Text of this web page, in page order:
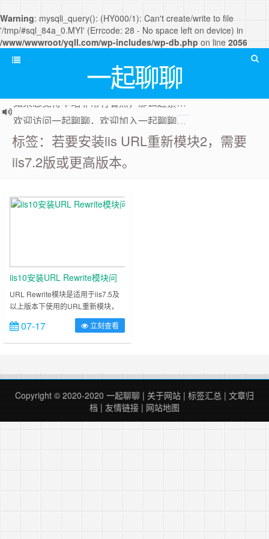
Warning: mysqli_query(): (HY000/1): Can't create/write to file
'/tmp/#sql_84a_0.MYI' (Errcode: 28 - No space left on device) in
/www/wwwroot/yqll.com/wp-includes/wp-db.php on line 2056
一起聊聊
如果您觉得本站非常有看点，那么赶紧使用Ctrl+D 收藏一起聊聊吧
欢迎访问一起聊聊，欢迎加入一起聊聊QQ群
标签：若要安装iis URL重新模块2，需要
iis7.2版或更高版本。
iis10安装URL Rewrite模块问
题
URL Rewrite模块是适用于iis7.5及
以上版本下使用的URL重新模块，
但iis10在安装URL Rewrite模块时出
现“若要安装iis URL重新模块2，需
要iis7.2版或更高版本。”的错误提
识别iis10，我们只需要根据下方操
作界面逐一设置即可。 ……
07-17 立刻查看
Copyright © 2020-2020 一起聊聊 | 关于网站 | 标签汇总 | 文章归
档 | 友情链接 | 网站地图